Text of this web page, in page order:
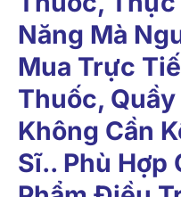
Năng Mà
Mua Trực
Thuốc,
Không Cần
Sĩ.. Phù Hợp